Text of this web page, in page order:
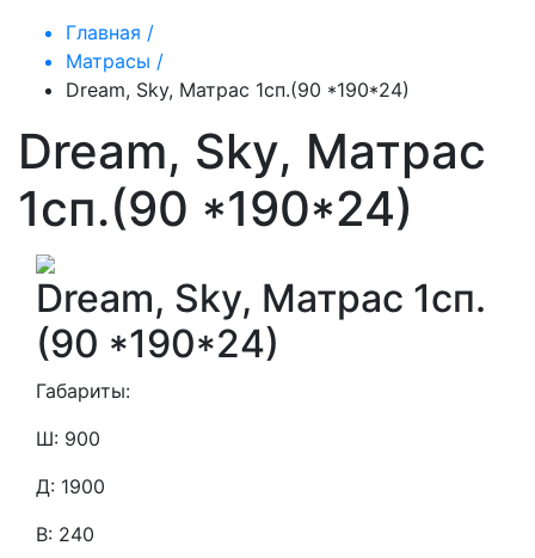
Главная /
Матрасы /
Dream, Sky, Матрас 1сп.(90 *190*24)
Dream, Sky, Матрас
1сп.(90 *190*24)
Dream, Sky, Матрас 1сп.
(90 *190*24)
Габариты:
Ш: 900
Д: 1900
В: 240